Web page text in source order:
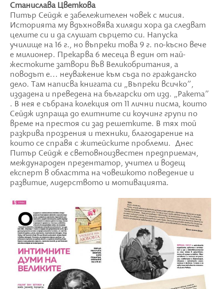
Станислава Цветкова
Питър Сейдж е забележителен човек с мисия.
Историята му вдъхновява хиляди хора да следват
целите си и да слушат сърцето си. Напуска
училище на 16 г., но въпреки това 9 г. по-късно вече
е милионер. Прекарва 6 месеца в един от най-
жестоките затвори във Великобритания, а
поводът е… неуважение към съда по гражданско
дело. Там написва книгата си „Въпреки всичко”,
издадена и преведена на български от изд. „Ракета”
. В нея е събрана колекция от 11 лични писма, които
Сейдж изпраща до елитните си коучинг групи по
време на престоя си зад решетките. В тях той
разкрива прозрения и техники, благодарение на
които се справя с житейските проблеми. Днес
Питър Сейдж е световноизвестен предприемач,
международен презентатор, учител и водещ
експерт в областта на човешкото поведение и
развитие, лидерството и мотивацията.